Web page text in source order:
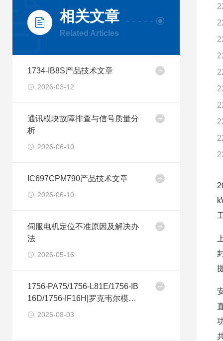
相关文章
Related Articles
1734-IB8S产品技术文章
2026-03-12
通讯模块故障排查与信号质量分
析
2026-06-10
IC697CPM790产品技术文章
2026-06-10
伺服电机定位不准原因及解决办
法
2026-05-16
1756-PA75/1756-L81E/1756-IB
16D/1756-IF16H|罗克韦尔模块
选购建议
2026-08-03